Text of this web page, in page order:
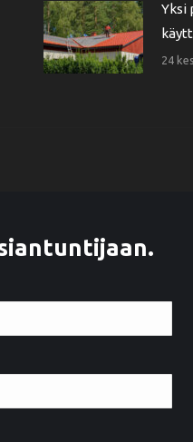
Yksi
24
3 months ago